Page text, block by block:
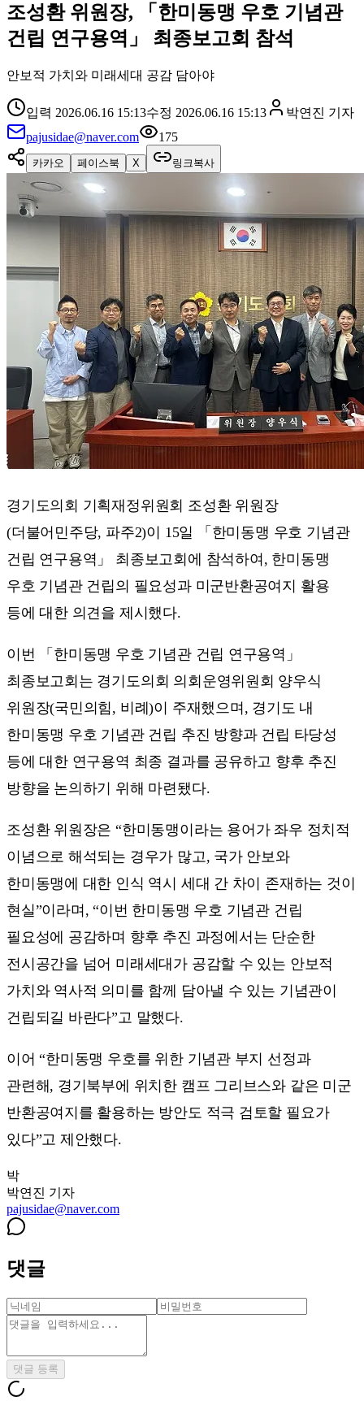
조성환 위원장, 「한미동맹 우호 기념관
건립 연구용역」 최종보고회 참석
안보적 가치와 미래세대 공감 담아야
입력 2026.06.16 15:13수정 2026.06.16 15:13 박연진 기자
pajusidae@naver.com
175
카카오 페이스북 X 링크복사
경기도의회 기획재정위원회 조성환 위원장
(더불어민주당, 파주2)이 15일 「한미동맹 우호 기념관
건립 연구용역」 최종보고회에 참석하여, 한미동맹
우호 기념관 건립의 필요성과 미군반환공여지 활용
등에 대한 의견을 제시했다.
이번 「한미동맹 우호 기념관 건립 연구용역」
최종보고회는 경기도의회 의회운영위원회 양우식
위원장(국민의힘, 비례)이 주재했으며, 경기도 내
한미동맹 우호 기념관 건립 추진 방향과 건립 타당성
등에 대한 연구용역 최종 결과를 공유하고 향후 추진
방향을 논의하기 위해 마련됐다.
조성환 위원장은 “한미동맹이라는 용어가 좌우 정치적
이념으로 해석되는 경우가 많고, 국가 안보와
한미동맹에 대한 인식 역시 세대 간 차이 존재하는 것이
현실”이라며, “이번 한미동맹 우호 기념관 건립
필요성에 공감하며 향후 추진 과정에서는 단순한
전시공간을 넘어 미래세대가 공감할 수 있는 안보적
가치와 역사적 의미를 함께 담아낼 수 있는 기념관이
건립되길 바란다”고 말했다.
이어 “한미동맹 우호를 위한 기념관 부지 선정과
관련해, 경기북부에 위치한 캠프 그리브스와 같은 미군
반환공여지를 활용하는 방안도 적극 검토할 필요가
있다”고 제안했다.
박
박연진 기자
pajusidae@naver.com
댓글
댓글 등록